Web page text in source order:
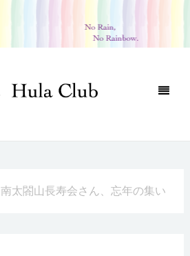
南太閤山長寿会さん、忘年の集い